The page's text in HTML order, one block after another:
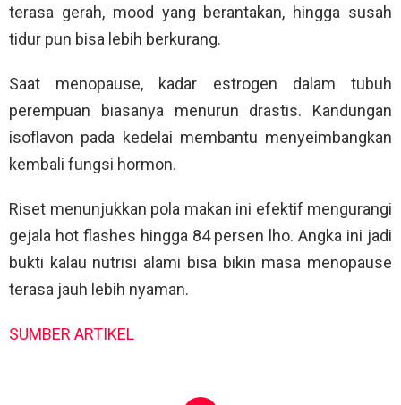
terasa gerah, mood yang berantakan, hingga susah
tidur pun bisa lebih berkurang.
Saat menopause, kadar estrogen dalam tubuh
perempuan biasanya menurun drastis. Kandungan
isoflavon pada kedelai membantu menyeimbangkan
kembali fungsi hormon.
Riset menunjukkan pola makan ini efektif mengurangi
gejala hot flashes hingga 84 persen lho. Angka ini jadi
bukti kalau nutrisi alami bisa bikin masa menopause
terasa jauh lebih nyaman.
SUMBER ARTIKEL